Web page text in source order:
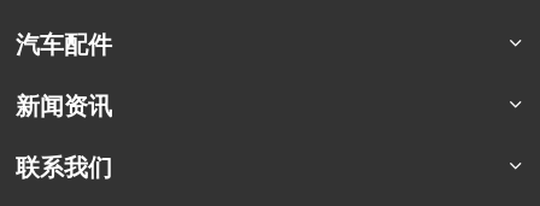
合作案例
猛士特种车系列
东风六驱卡车
东风专用车
东风商用车
汽车配件
军车配件
新闻资讯
行业资讯
联系我们